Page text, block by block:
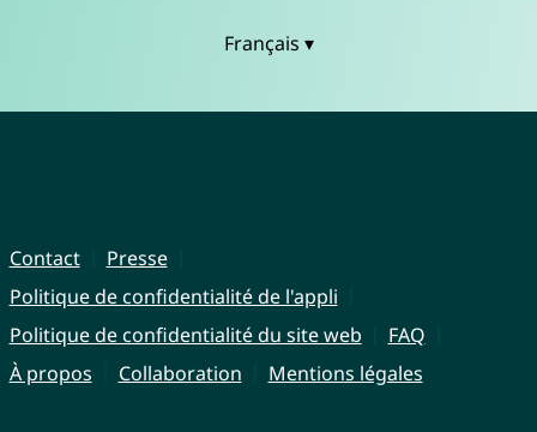
Français ▾
Contact
Presse
Politique de confidentialité de l'appli
Politique de confidentialité du site web
FAQ
À propos
Collaboration Mentions légales